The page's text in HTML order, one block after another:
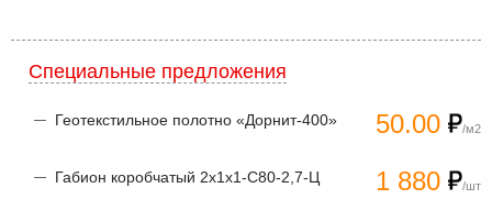
Специальные предложения
50.00 /м2
Геотекстильное полотно «Дорнит-400»
1 880 /шт
Габион коробчатый 2х1х1-С80-2,7-Ц